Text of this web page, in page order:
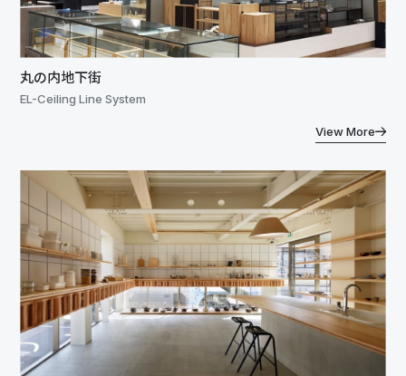
丸の内地下街
EL-Ceiling Line System
View More